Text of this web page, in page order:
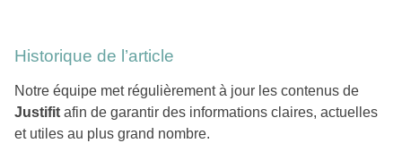
Historique de l’article
Notre équipe met régulièrement à jour les contenus de
Justifit afin de garantir des informations claires, actuelles
et utiles au plus grand nombre.